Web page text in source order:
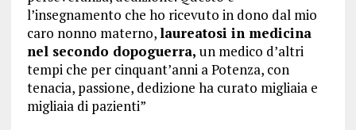
l’insegnamento che ho ricevuto in dono dal mio
caro nonno materno,laureatosi in medicina
nel secondo dopoguerra, un medico d’altri
tempi che per cinquant’anni a Potenza, con
tenacia, passione, dedizione ha curato migliaia e
migliaia di pazienti”